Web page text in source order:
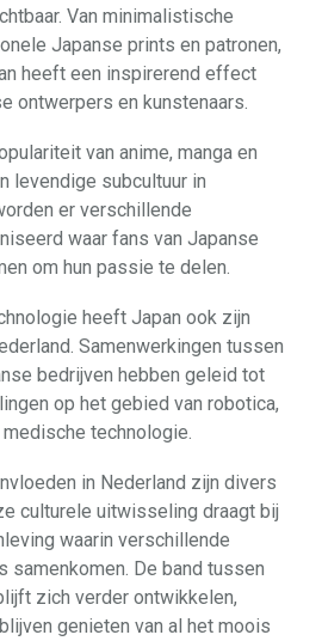
Van minimalistische
Japanse prints en patronen,
heeft een inspirerend effect
ontwerpers en kunstenaars.
van anime, manga en
levendige subcultuur in
er verschillende
waar fans van Japanse
om hun passie te delen.
heeft Japan ook zijn
Samenwerkingen tussen
bedrijven hebben geleid tot
op het gebied van robotica,
technologie.
in Nederland zijn divers
culturele uitwisseling draagt bij
waarin verschillende
samenkomen. De band tussen
zich verder ontwikkelen,
genieten van al het moois